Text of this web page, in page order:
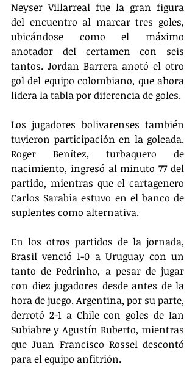
Neyser Villarreal fue la gran figura
del encuentro al marcar tres goles,
ubicándose como el máximo
anotador del certamen con seis
tantos. Jordan Barrera anotó el otro
gol del equipo colombiano, que ahora
lidera la tabla por diferencia de goles.
Los jugadores bolivarenses también
tuvieron participación en la goleada.
Roger Benítez, turbaquero de
nacimiento, ingresó al minuto 77 del
partido, mientras que el cartagenero
Carlos Sarabia estuvo en el banco de
suplentes como alternativa.
En los otros partidos de la jornada,
Brasil venció 1-0 a Uruguay con un
tanto de Pedrinho, a pesar de jugar
con diez jugadores desde antes de la
hora de juego. Argentina, por su parte,
derrotó 2-1 a Chile con goles de Ian
Subiabre y Agustín Ruberto, mientras
que Juan Francisco Rossel descontó
para el equipo anfitrión.